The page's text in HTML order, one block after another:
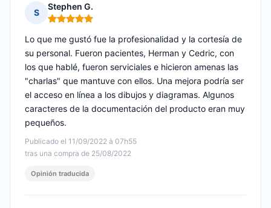
S
Stephen G.
Nota: 5 de 5
Publicado el 11/09/2022 à 07h55
tras una compra de 25/08/2022
Lo que me gustó fue la profesionalidad y la cortesía de
su personal. Fueron pacientes, Herman y Cedric, con
los que hablé, fueron serviciales e hicieron amenas las
"charlas" que mantuve con ellos. Una mejora podría ser
el acceso en línea a los dibujos y diagramas. Algunos
caracteres de la documentación del producto eran muy
pequeños.
Opinión traducida